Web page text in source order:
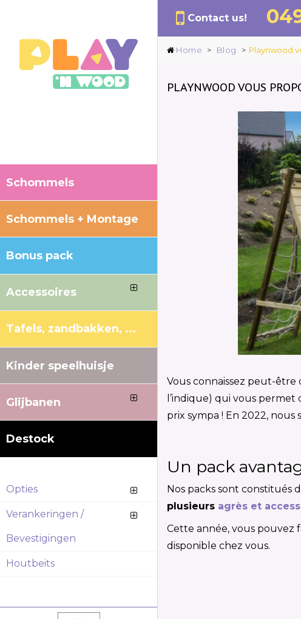
Schommels
Schommels + Montage
Bonus pack
Accessoires
Tafels, zandbakken, ...
Kinder speelhuisje
Glijbanen
Destock
Opties
Verankeringen /
Bevestigingen
Houtbeits
Contact us!
Home > Blog > Playnwood
PLAYNWOOD VOUS
Vous connaissez peut-être
l’indique) qui vous permet
prix sympa ! En 2022,
Un pack
Nos packs sont constitués
plusieurs agrès et
Cette année, vous pouvez
disponible chez vous.